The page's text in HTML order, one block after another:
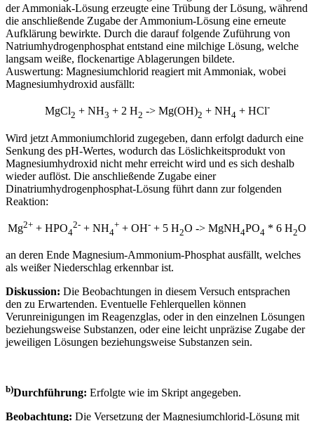
der Ammoniak-Lösung erzeugte eine Trübung der Lösung, während
die anschließende Zugabe der Ammonium-Lösung eine erneute
Aufklärung bewirkte. Durch die darauf folgende Zuführung von
Natriumhydrogenphosphat entstand eine milchige Lösung, welche
langsam weiße, flockenartige Ablagerungen bildete.
Auswertung: Magnesiumchlorid reagiert mit Ammoniak, wobei
Magnesiumhydroxid ausfällt:
MgCl2 + NH3 + 2 H2 -> Mg(OH)2 + NH4 + HCl-
Wird jetzt Ammoniumchlorid zugegeben, dann erfolgt dadurch eine
Senkung des pH-Wertes, wodurch das Löslichkeitsprodukt von
Magnesiumhydroxid nicht mehr erreicht wird und es sich deshalb
wieder auflöst. Die anschließende Zugabe einer
Dinatriumhydrogenphosphat-Lösung führt dann zur folgenden
Reaktion:
Mg2+ + HPO4
2- + NH4
+ + OH- + 5 H2O -> MgNH4PO4 * 6 H2O
an deren Ende Magnesium-Ammonium-Phosphat ausfällt, welches
als weißer Niederschlag erkennbar ist.
Diskussion: Die Beobachtungen in diesem Versuch entsprachen
den zu Erwartenden. Eventuelle Fehlerquellen können
Verunreinigungen im Reagenzglas, oder in den einzelnen Lösungen
beziehungsweise Substanzen, oder eine leicht unpräzise Zugabe der
jeweiligen Lösungen beziehungsweise Substanzen sein.
b)Durchführung: Erfolgte wie im Skript angegeben.
Beobachtung: Die Versetzung der Magnesiumchlorid-Lösung mit